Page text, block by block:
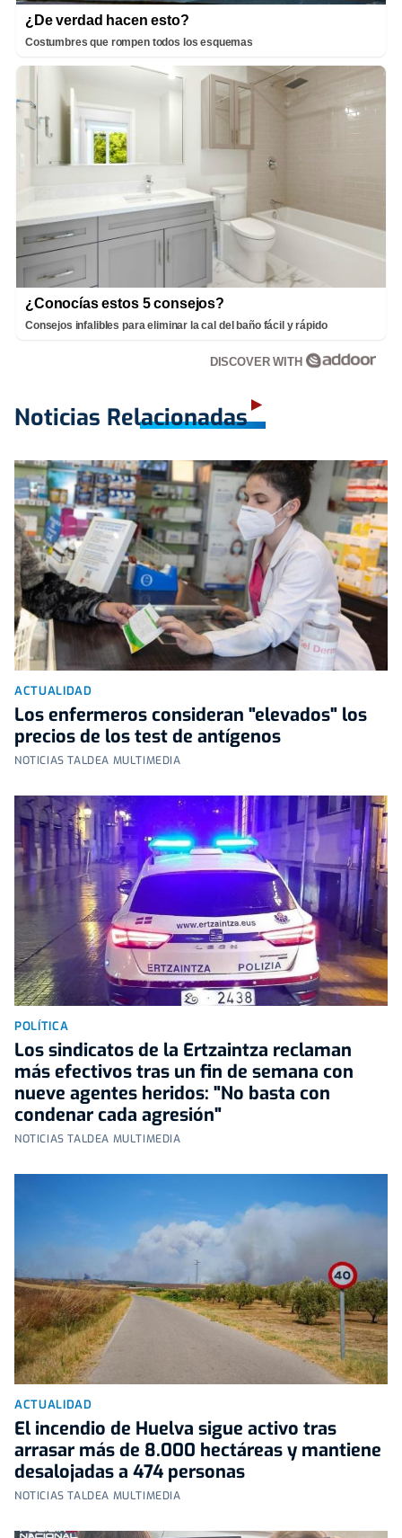
¿De verdad hacen esto?
Costumbres que rompen todos los esquemas
¿Conocías estos 5 consejos?
Consejos infalibles para eliminar la cal del baño fácil y rápido
DISCOVER WITH
Noticias Relacionadas
ACTUALIDAD
Los enfermeros consideran "elevados" los
precios de los test de antígenos
NOTICIAS TALDEA MULTIMEDIA
POLÍTICA
Los sindicatos de la Ertzaintza reclaman
más efectivos tras un fin de semana con
nueve agentes heridos: "No basta con
condenar cada agresión"
NOTICIAS TALDEA MULTIMEDIA
ACTUALIDAD
El incendio de Huelva sigue activo tras
arrasar más de 8.000 hectáreas y mantiene
desalojadas a 474 personas
NOTICIAS TALDEA MULTIMEDIA